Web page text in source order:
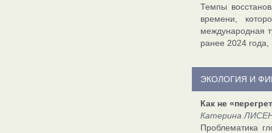
Темпы
времени,
международная
ранее 2024 года,
ЭКОЛОГИЯ И
Как не
Катерина
Проблематика